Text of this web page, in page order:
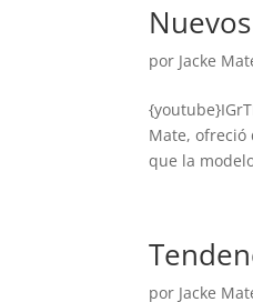
por Jacke
Mate, ofreció
que la
por Jacke